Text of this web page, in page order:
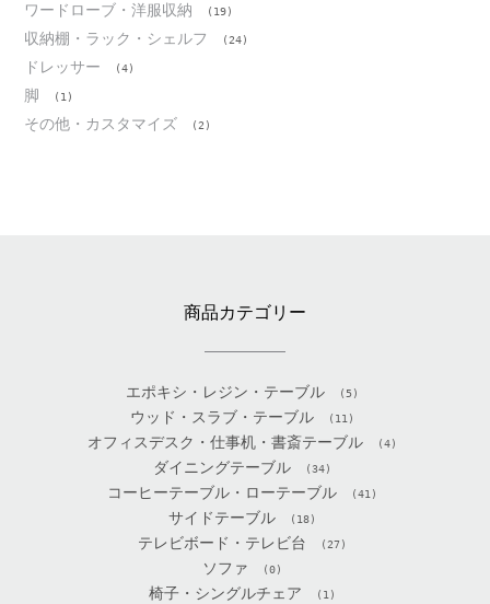
ワードローブ・洋服収納 (19)
収納棚・ラック・シェルフ (24)
ドレッサー (4)
脚 (1)
その他・カスタマイズ (2)
商品カテゴリー
エポキシ・レジン・テーブル (5)
ウッド・スラブ・テーブル (11)
オフィスデスク・仕事机・書斎テーブル (4)
ダイニングテーブル (34)
コーヒーテーブル・ローテーブル (41)
サイドテーブル (18)
テレビボード・テレビ台 (27)
ソファ (0)
椅子・シングルチェア (1)